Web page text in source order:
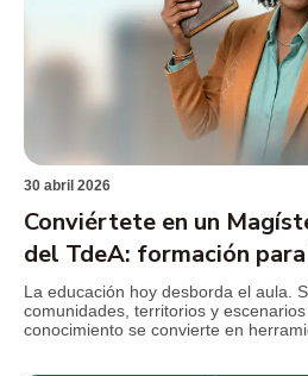
30 abril 2026
Conviértete en un
del TdeA: formación
transformación
La educación hoy desborda el aula.
comunidades, territorios y
conocimiento se convierte en